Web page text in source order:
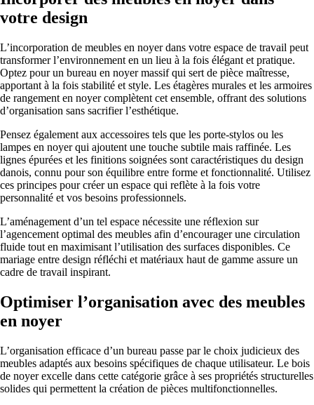
votre design
L’incorporation de meubles en noyer dans votre espace de travail peut
transformer l’environnement en un lieu à la fois élégant et pratique.
Optez pour un bureau en noyer massif qui sert de pièce maîtresse,
apportant à la fois stabilité et style. Les étagères murales et les armoires
de rangement en noyer complètent cet ensemble, offrant des solutions
d’organisation sans sacrifier l’esthétique.
Pensez également aux accessoires tels que les porte-stylos ou les
lampes en noyer qui ajoutent une touche subtile mais raffinée. Les
lignes épurées et les finitions soignées sont caractéristiques du design
danois, connu pour son équilibre entre forme et fonctionnalité. Utilisez
ces principes pour créer un espace qui reflète à la fois votre
personnalité et vos besoins professionnels.
L’aménagement d’un tel espace nécessite une réflexion sur
l’agencement optimal des meubles afin d’encourager une circulation
fluide tout en maximisant l’utilisation des surfaces disponibles. Ce
mariage entre design réfléchi et matériaux haut de gamme assure un
cadre de travail inspirant.
Optimiser l’organisation avec des meubles
en noyer
L’organisation efficace d’un bureau passe par le choix judicieux des
meubles adaptés aux besoins spécifiques de chaque utilisateur. Le bois
de noyer excelle dans cette catégorie grâce à ses propriétés structurelles
solides qui permettent la création de pièces multifonctionnelles.